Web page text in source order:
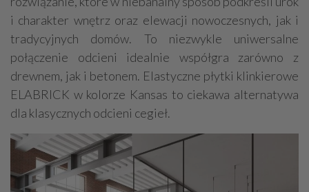
i charakter wnętrz oraz elewacji nowoczesnych, jak i
tradycyjnych domów. To niezwykle uniwersalne
połączenie odcieni idealnie współgra zarówno z
drewnem, jak i betonem. Elastyczne płytki klinkierowe
ELABRICK w kolorze Kansas to ciekawa alternatywa
dla klasycznych odcieni cegieł.